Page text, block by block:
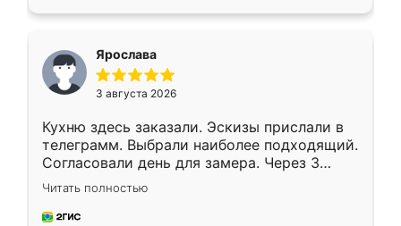
Ярослава
3 августа 2026
Кухню здесь заказали. Эскизы прислали в
телеграмм. Выбрали наиболее подходящий.
Согласовали день для замера. Через 3
недели кухня была уже готова. Остались
довольны работой. Спасибо Ренессанс
мебель за качественную работу!
Читать полностью